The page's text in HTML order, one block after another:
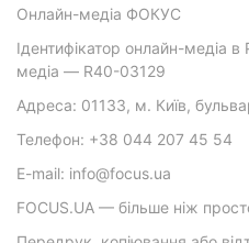
Онлайн-медіа ФОКУС
Ідентифікатор онлайн-медіа в
медіа — R40-03129
Адреса: 01133, м. Київ,
Телефон: +38 044 207 45 54
E-mail: info@focus.ua
FOCUS.UA — більше ніж